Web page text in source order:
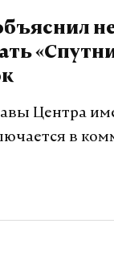
Центра
в